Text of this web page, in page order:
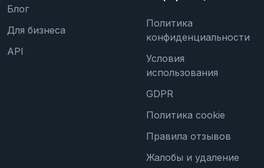
Блог
Для бизнеса
API
Политика
конфиденциальности
Условия
использования
GDPR
Политика cookie
Правила отзывов
Жалобы и удаление